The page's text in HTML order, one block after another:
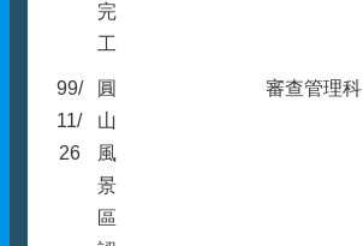
完
工
99/
11/
26
圓
山
風
景
區
審查管理科